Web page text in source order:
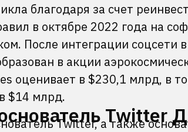
благодаря за счет
в октябре 2022 года на
После интеграции соцсети
в акции
оценивает в $230,1 млрд, в
$14 млрд.
Twitter
Twitter, а также